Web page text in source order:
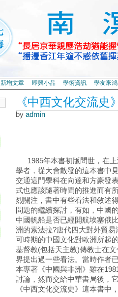
新增文章 即興小品 學術資訊 學友來鴻
《中西文化交流史
by admin
1985年本書初版問世，在上
學者，從大會散發的這本書中
交通這門學科在向達和方豪發
式也應該隨著時間的推進而有
烈關注，書中有些看法和敘述
問題的繼續探討，有如，中國
中國帆船是否已經開航埃塞俄
洲的索法拉?唐代四大對外貿易
可時期的中國文化對歐洲所起
基督教(包括天主教)傳教士在
界提出過一些看法。當時作者
本專著《中國與非洲》雖在
討論，然而交給中華書局後，
《中西文化交流史》這本書中